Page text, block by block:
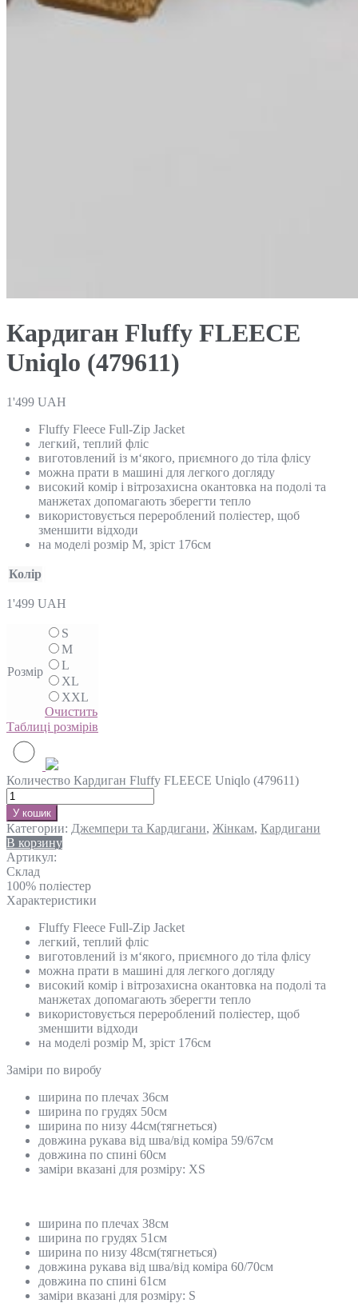
Кардиган Fluffy FLEECE
Uniqlo (479611)
1'499 UAH
Fluffy Fleece Full-Zip Jacket
легкий, теплий фліс
виготовлений із м‘якого, приємного до тіла флісу
можна прати в машині для легкого догляду
високий комір і вітрозахисна окантовка на подолі та
манжетах допомагають зберегти тепло
використовується перероблений поліестер, щоб
зменшити відходи
на моделі розмір М, зріст 176см
Колір
1'499 UAH
Розмір
S
M
L
XL
XXL
Очистить
Таблиці розмірів
Количество Кардиган Fluffy FLEECE Uniqlo (479611)
У кошик
Категории: Джемпери та Кардигани, Жінкам, Кардигани
В корзину
Артикул:
Склад
100% поліестер
Характеристики
Fluffy Fleece Full-Zip Jacket
легкий, теплий фліс
виготовлений із м‘якого, приємного до тіла флісу
можна прати в машині для легкого догляду
високий комір і вітрозахисна окантовка на подолі та
манжетах допомагають зберегти тепло
використовується перероблений поліестер, щоб
зменшити відходи
на моделі розмір М, зріст 176см
Замiри по виробу
ширина по плечах 36см
ширина по грудях 50см
ширина по низу 44см(тягнеться)
довжина рукава від шва/від коміра 59/67см
довжина по спині 60см
заміри вказані для розміру: ХS
ширина по плечах 38см
ширина по грудях 51см
ширина по низу 48см(тягнеться)
довжина рукава від шва/від коміра 60/70см
довжина по спині 61см
заміри вказані для розміру: S